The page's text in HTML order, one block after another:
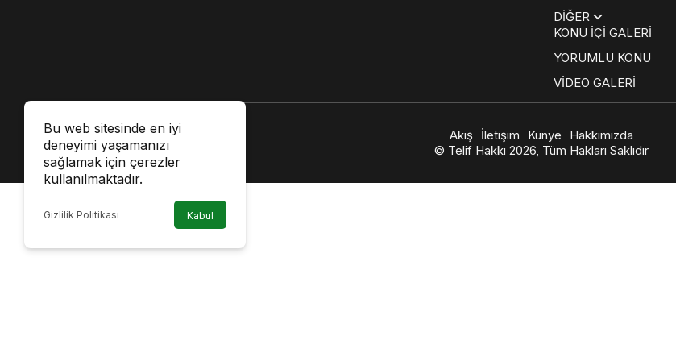
Bu web sitesinde en iyi
deneyimi yaşamanızı
sağlamak için çerezler
kullanılmaktadır.
Gizlilik Politikası Kabul
DİĞER
KONU İÇİ GALERİ
YORUMLU KONU
VİDEO GALERİ
Akış İletişim Künye
Hakkımızda
© Telif Hakkı 2026, Tüm Hakları Saklıdır